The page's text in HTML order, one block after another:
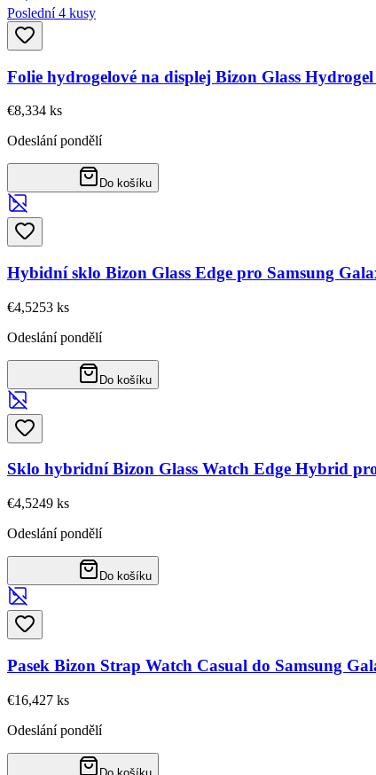
Poslední 4 kusy
Folie hydrogelové na displej Bizon Glass
€8,334 ks
Odeslání pondělí
Do košíku
Hybidní sklo Bizon Glass Edge pro Samsung
€4,5253 ks
Odeslání pondělí
Do košíku
Sklo hybridní Bizon Glass Watch Edge Hybrid
€4,5249 ks
Odeslání pondělí
Do košíku
Pasek Bizon Strap Watch Casual do Samsung
€16,427 ks
Odeslání pondělí